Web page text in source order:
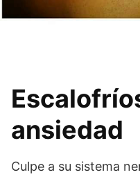
ansiedad
Culpe a su sistema